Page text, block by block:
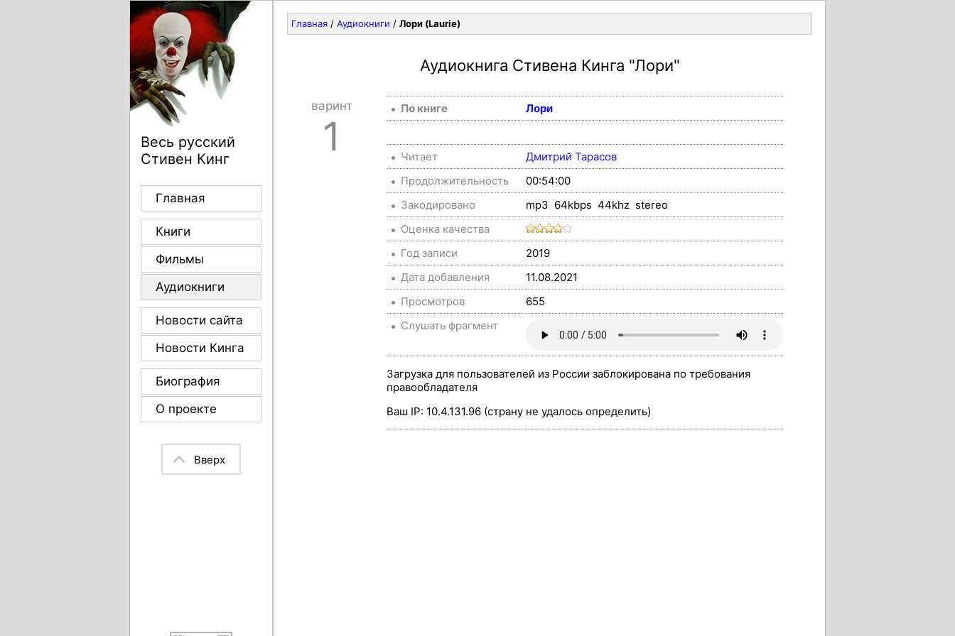
Весь русский
Стивен Кинг
Главная
Книги
Фильмы
Аудиокниги
Новости сайта
Новости Кинга
Биография
О проекте
Вверх
Главная / Аудиокниги / Лори (Laurie)
Аудиокнига Стивена Кинга "Лори"
варинт
1
По книге Лори
Читает
Дмитрий Тарасов
Продолжительность
00:54:00
Закодировано
mp3 64kbps 44khz stereo
Оценка качества
Год записи
2019
Дата добавления
11.08.2021
Просмотров
655
Слушать фрагмент
Загрузка для пользователей из России заблокирована по требования
правообладателя
Ваш IP: 10.4.131.96 (страну не удалось определить)